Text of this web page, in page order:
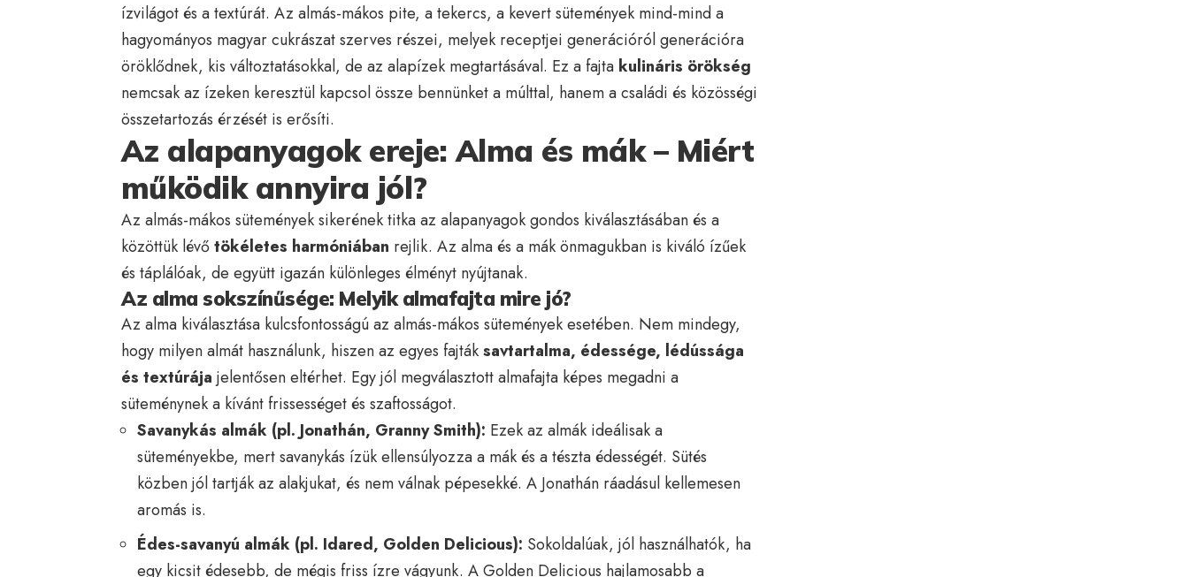
ízvilágot és a textúrát. Az almás-mákos pite, a tekercs, a kevert sütemények mind-mind a
hagyományos magyar cukrászat szerves részei, melyek receptjei generációról generációra
öröklődnek, kis változtatásokkal, de az alapízek megtartásával. Ez a fajta kulináris örökség
nemcsak az ízeken keresztül kapcsol össze bennünket a múlttal, hanem a családi és közösségi
összetartozás érzését is erősíti.
Az alapanyagok ereje: Alma és mák – Miért
működik annyira jól?
Az almás-mákos sütemények sikerének titka az alapanyagok gondos kiválasztásában és a
közöttük lévőtökéletes harmóniában rejlik. Az alma és a mák önmagukban is kiváló ízűek
és táplálóak, de együtt igazán különleges élményt nyújtanak.
Az alma sokszínűsége: Melyik almafajta mire jó?
Az alma kiválasztása kulcsfontosságú az almás-mákos sütemények esetében. Nem mindegy,
hogy milyen almát használunk, hiszen az egyes fajtáksavtartalma, édessége, lédússága
és textúrája jelentősen eltérhet. Egy jól megválasztott almafajta képes megadni a
süteménynek a kívánt frissességet és szaftosságot.
Savanykás almák (pl. Jonathán, Granny Smith): Ezek az almák ideálisak a
süteményekbe, mert savanykás ízük ellensúlyozza a mák és a tészta édességét. Sütés
közben jól tartják az alakjukat, és nem válnak pépesekké. A Jonathán ráadásul kellemesen
aromás is.
Édes-savanyú almák (pl. Idared, Golden Delicious): Sokoldalúak, jól használhatók, ha
egy kicsit édesebb, de mégis friss ízre vágyunk. A Golden Delicious hajlamosabb a